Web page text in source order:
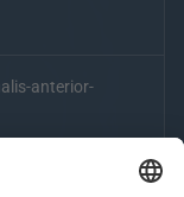
anterior-